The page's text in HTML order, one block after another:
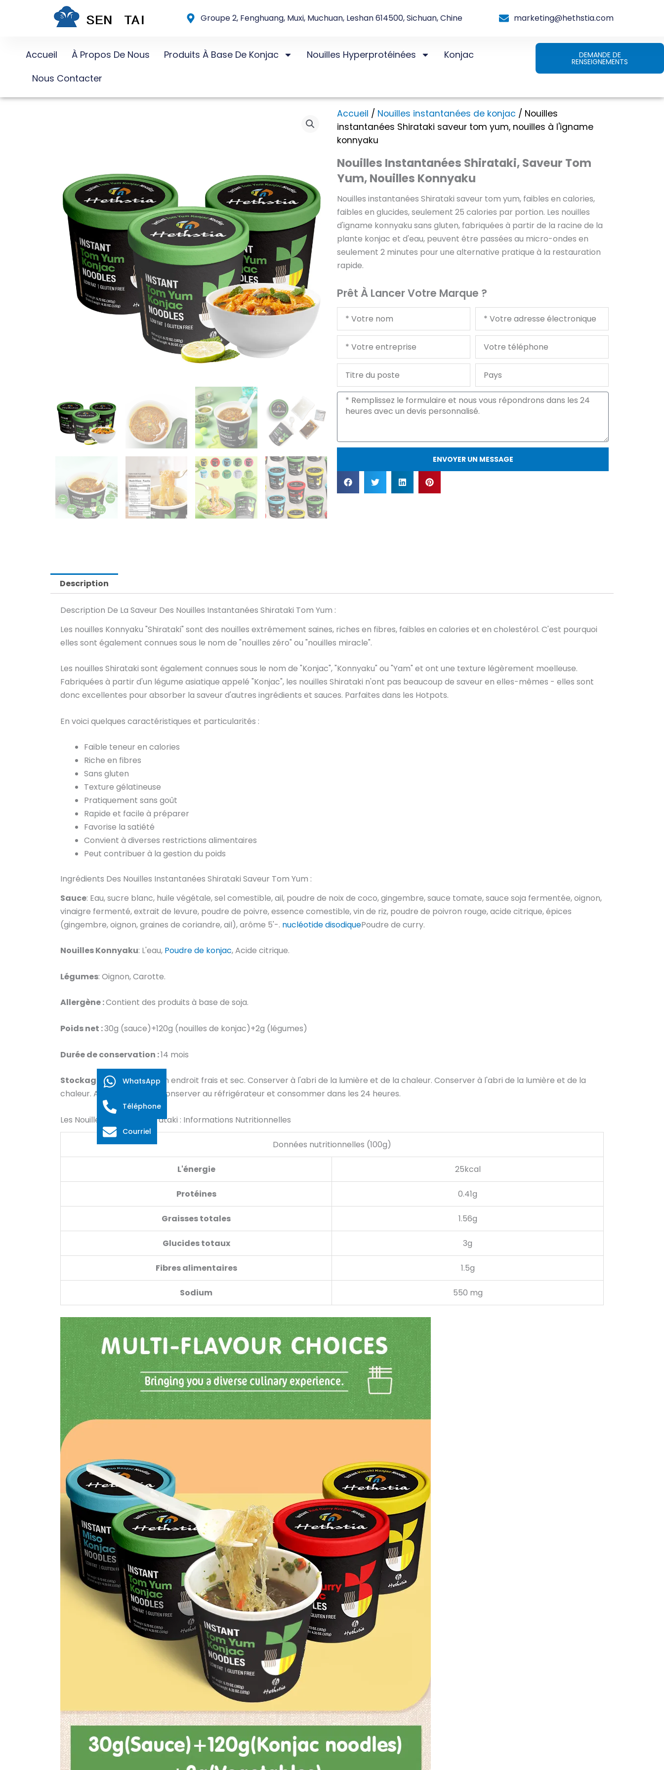
Groupe 2, Fenghuang, Muxi, Muchuan, Leshan 614500, Sichuan, Chine marketing@hethstia.com
Accueil À Propos De Nous Produits À Base De Konjac Nouilles Hyperprotéinées
Konjac
Nous Contacter
DEMANDE DE
RENSEIGNEMENTS
Accueil / Nouilles instantanées de konjac / Nouilles
instantanées Shirataki saveur tom yum, nouilles à l'igname
konnyaku
Nouilles Instantanées Shirataki, Saveur Tom
Yum, Nouilles Konnyaku
Nouilles instantanées Shirataki saveur tom yum, faibles en calories,
faibles en glucides, seulement 25 calories par portion. Les nouilles
d'igname konnyaku sans gluten, fabriquées à partir de la racine de la
plante konjac et d'eau, peuvent être passées au micro-ondes en
seulement 2 minutes pour une alternative pratique à la restauration
rapide.
Prêt À Lancer Votre Marque ?
Votre
Votre
Votre
Votre
Titre
poste
Pays
Message
ENVOYER UN MESSAGE
Description
Description De La Saveur Des Nouilles Instantanées Shirataki Tom Yum :
Les nouilles Konnyaku "Shirataki" sont des nouilles extrêmement saines, riches en fibres, faibles en calories et en cholestérol. C'est pourquoi
elles sont également connues sous le nom de "nouilles zéro" ou "nouilles miracle".
Les nouilles Shirataki sont également connues sous le nom de "Konjac", "Konnyaku" ou "Yam" et ont une texture légèrement moelleuse.
Fabriquées à partir d'un légume asiatique appelé "Konjac", les nouilles Shirataki n'ont pas beaucoup de saveur en elles-mêmes - elles sont
donc excellentes pour absorber la saveur d'autres ingrédients et sauces. Parfaites dans les Hotpots.
En voici quelques caractéristiques et particularités :
Faible teneur en calories
Riche en fibres
Sans gluten
Texture gélatineuse
Pratiquement sans goût
Rapide et facile à préparer
Favorise la satiété
Convient à diverses restrictions alimentaires
Peut contribuer à la gestion du poids
Ingrédients Des Nouilles Instantanées Shirataki Saveur Tom Yum :
Sauce: Eau, sucre blanc, huile végétale, sel comestible, ail, poudre de noix de coco, gingembre, sauce tomate, sauce soja fermentée, oignon,
vinaigre fermenté, extrait de levure, poudre de poivre, essence comestible, vin de riz, poudre de poivron rouge, acide citrique, épices
(gingembre, oignon, graines de coriandre, ail), arôme 5'-. nucléotide disodiquePoudre de curry.
Nouilles Konnyaku: L'eau, Poudre de konjac, Acide citrique.
Légumes: Oignon, Carotte.
Allergène :Contient des produits à base de soja.
Poids net :30g (sauce)+120g (nouilles de konjac)+2g (légumes)
Durée de conservation :14 mois
Stockage :Stocker dans un endroit frais et sec. Conserver à l'abri de la lumière et de la chaleur. Conserver à l'abri de la lumière et de la
chaleur. Après ouverture, conserver au réfrigérateur et consommer dans les 24 heures.
Les Nouilles D'igname Shirataki : Informations Nutritionnelles
Données nutritionnelles (100g)
L'énergie 25kcal
Protéines 0.41g
Graisses totales 1.56g
Glucides totaux 3g
Fibres alimentaires 1.5g
Sodium 550 mg
WhatsApp
Téléphone
Courriel